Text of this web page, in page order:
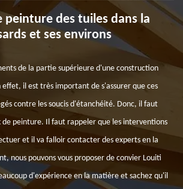
peinture des tuiles dans la
et ses environs
de la partie supérieure d'une construction
effet, il est très important de s'assurer que ces
contre les soucis d'étanchéité. Donc, il faut
de peinture. Il faut rappeler que les interventions
et il va falloir contacter des experts en la
nous pouvons vous proposer de convier Louiti
d'expérience en la matière et sachez qu'il